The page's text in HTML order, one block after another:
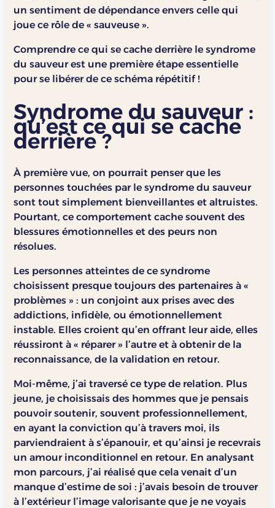
un sentiment de dépendance envers celle qui
joue ce rôle de « sauveuse ».
Comprendre ce qui se cache derrière le syndrome
du sauveur est une première étape essentielle
pour se libérer de ce schéma répétitif !
Syndrome du sauveur :
qu’est ce qui se cache
derrière ?
À première vue, on pourrait penser que les
personnes touchées par le syndrome du sauveur
sont tout simplement bienveillantes et altruistes.
Pourtant, ce comportement cache souvent des
blessures émotionnelles et des peurs non
résolues.
Les personnes atteintes de ce syndrome
choisissent presque toujours des partenaires à «
problèmes » : un conjoint aux prises avec des
addictions, infidèle, ou émotionnellement
instable. Elles croient qu’en offrant leur aide, elles
réussiront à « réparer » l’autre et à obtenir de la
reconnaissance, de la validation en retour.
Moi-même, j’ai traversé ce type de relation. Plus
jeune, je choisissais des hommes que je pensais
pouvoir soutenir, souvent professionnellement,
en ayant la conviction qu’à travers moi, ils
parviendraient à s’épanouir, et qu’ainsi je recevrais
un amour inconditionnel en retour. En analysant
mon parcours, j’ai réalisé que cela venait d’un
manque d’estime de soi : j’avais besoin de trouver
à l’extérieur l’image valorisante que je ne voyais